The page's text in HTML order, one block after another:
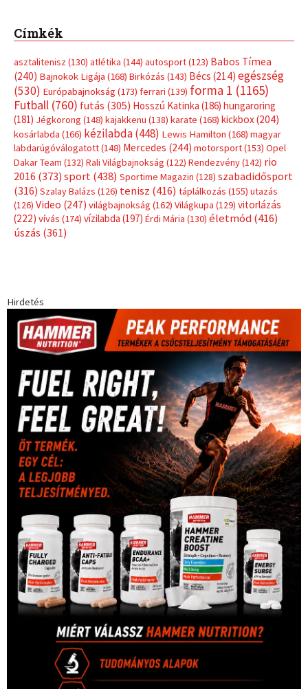
Címkék
asztalitenisz (130) atlétika (144) autosport(123) Babos Tímea
(240) Bajnokok Ligája (168) Birkózás (143) Bécs (214) egészség
(530) Európabajnokság (173) ferrari (139) forma 1 (1165)
Futball (760) futás (305) Hosszú Katinka (186) hungaroring
(181) Jégkorong (148) kajakkenu (138) karate (168) kickbox(204)
kosárlabda (166) kézilabda(448) Lewis Hamilton (168) magyar
labdarúgóválogatott(148) Mercedes (244) motorsport(153) Opel
Dakar Team (132) Rali Világbajnokság (122) Rendezvény(142) rio
2016 (373) sport(438) Sportime Magazin (128) szabadidősport
(316) Szalay Balázs (126) tenisz (416) táplálkozás (155) utazás
(126) Video (247) világbajnokság (162) Világkupa (129) vitorlázás
(222) vívás (174) vízilabda (197) Érdi Mária (130) életmód(416)
úszás (361)
Hirdetés